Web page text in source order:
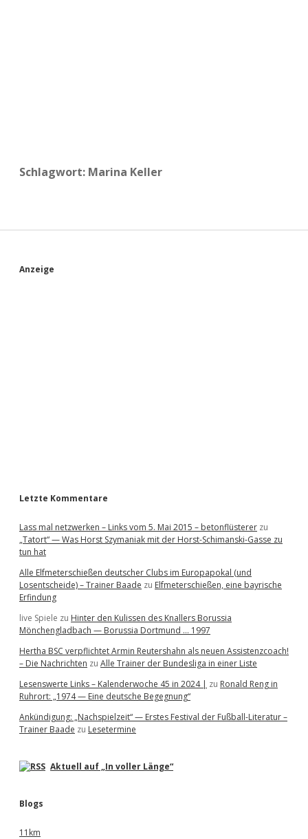
Schlagwort: Marina Keller
S
Anzeige
Letzte Kommentare
Lass mal netzwerken – Links vom 5. Mai 2015 – betonflüsterer zu
„Tatort“ — Was Horst Szymaniak mit der Horst-Schimanski-Gasse zu
tun hat
Alle Elfmeterschießen deutscher Clubs im Europapokal (und
Losentscheide) – Trainer Baade zu Elfmeterschießen, eine bayrische
Erfindung
live Spiele zu Hinter den Kulissen des Knallers Borussia
Mönchengladbach — Borussia Dortmund … 1997
Hertha BSC verpflichtet Armin Reutershahn als neuen Assistenzcoach!
– Die Nachrichten zu Alle Trainer der Bundesliga in einer Liste
Lesenswerte Links – Kalenderwoche 45 in 2024 | zu Ronald Reng in
Ruhrort: „1974 — Eine deutsche Begegnung“
Ankündigung: „Nachspielzeit“ — Erstes Festival der Fußball-Literatur –
Trainer Baade zu Lesetermine
Aktuell auf „In voller Länge“
Blogs
11km